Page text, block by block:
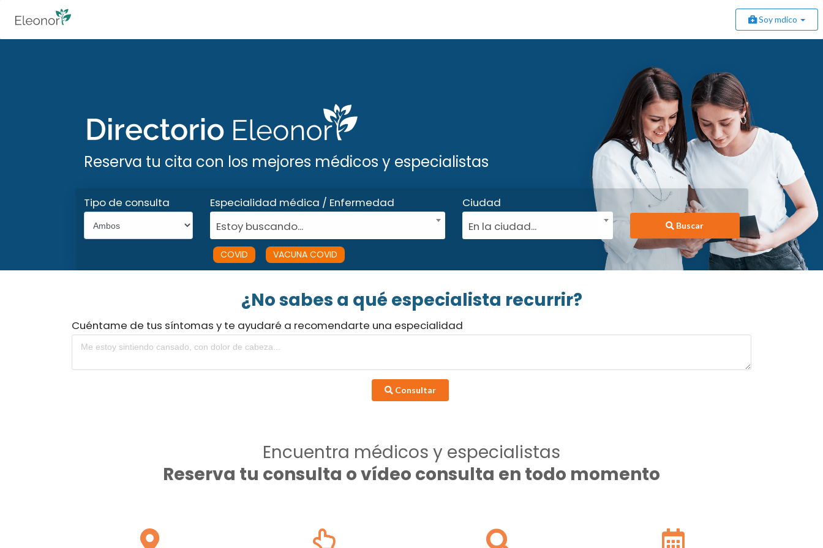
Soy mdico
Reserva tu cita con los mejores médicos y especialistas
Tipo de consulta
Especialidad médica / Enfermedad
Estoy buscando...
COVID VACUNA COVID
Ciudad
En la ciudad...
Buscar
¿No sabes a qué especialista recurrir?
Cuéntame de tus síntomas y te ayudaré a recomendarte una especialidad
Consultar
Encuentra médicos y especialistas
Reserva tu consulta o vídeo consulta en todo momento